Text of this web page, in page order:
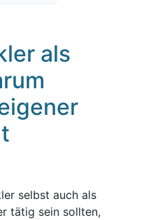
als
selbst auch als
tätig sein sollten,